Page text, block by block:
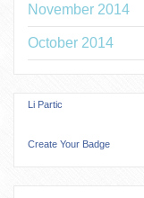
November 2014
October 2014
Li Partic
Create Your Badge